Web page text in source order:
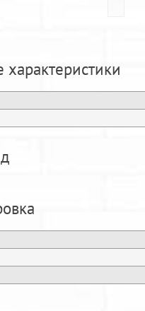
характеристики